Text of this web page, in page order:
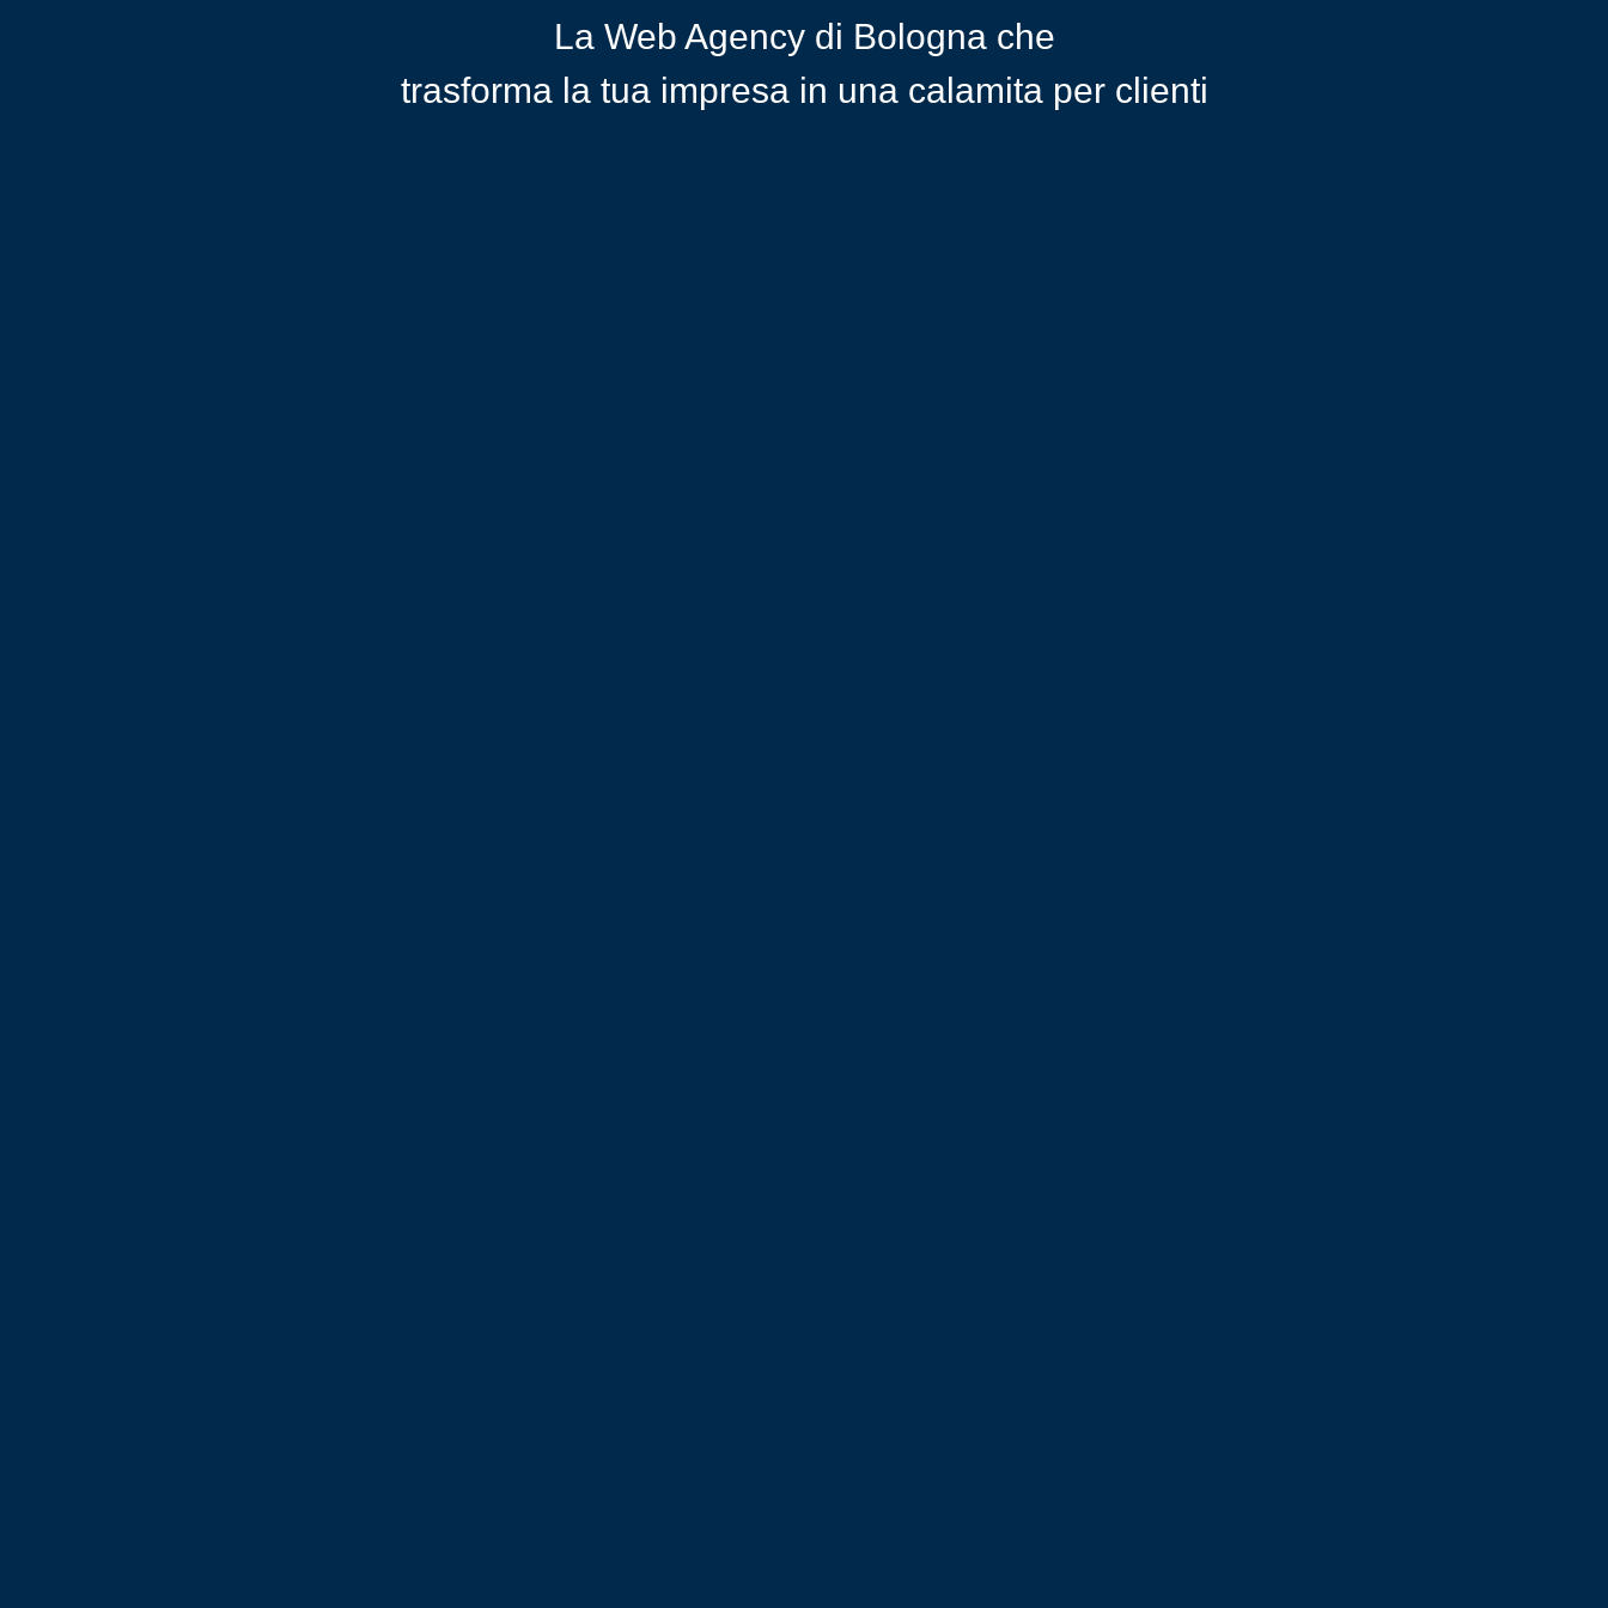
La Web Agency di Bologna che
trasforma la tua impresa in una calamita per clienti